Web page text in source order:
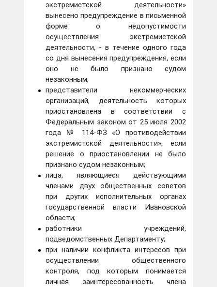
экстремистской деятельности»
вынесено предупреждение в письменной
форме о недопустимости
осуществления экстремистской
деятельности, - в течение одного года
со дня вынесения предупреждения, если
оно не было признано судом
незаконным;
представители некоммерческих
организаций, деятельность которых
приостановлена в соответствии с
Федеральным законом от 25 июля 2002
года № 114-ФЗ «О противодействии
экстремистской деятельности», если
решение о приостановлении не было
признано судом незаконным;
лица, являющиеся действующими
членами двух общественных советов
при других исполнительных органах
государственной власти Ивановской
области;
работники учреждений,
подведомственных Департаменту;
при наличии конфликта интересов при
осуществлении общественного
контроля, под которым понимается
личная заинтересованность члена